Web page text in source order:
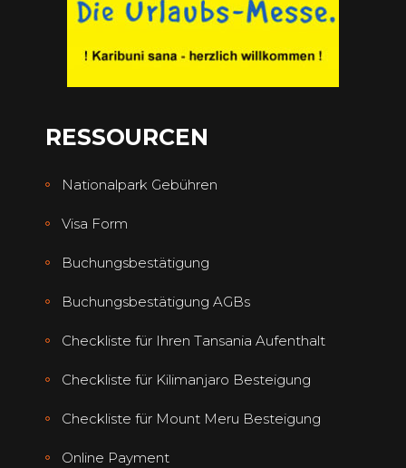
RESSOURCEN
Nationalpark Gebühren
Visa Form
Buchungsbestätigung
Buchungsbestätigung AGBs
Checkliste für Ihren Tansania Aufenthalt
Checkliste für Kilimanjaro Besteigung
Checkliste für Mount Meru Besteigung
Online Payment